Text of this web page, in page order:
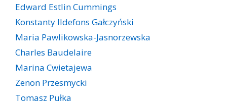
Edward Estlin Cummings
Konstanty Ildefons Gałczyński
Maria Pawlikowska-Jasnorzewska
Charles Baudelaire
Marina Cwietajewa
Zenon Przesmycki
Tomasz Pułka